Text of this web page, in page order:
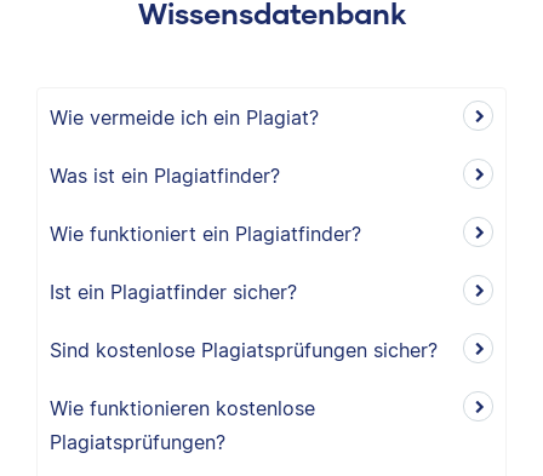
Wissensdatenbank
Wie vermeide ich ein Plagiat?
Was ist ein Plagiatfinder?
Wie funktioniert ein Plagiatfinder?
Ist ein Plagiatfinder sicher?
Sind kostenlose Plagiatsprüfungen sicher?
Wie funktionieren kostenlose
Plagiatsprüfungen?